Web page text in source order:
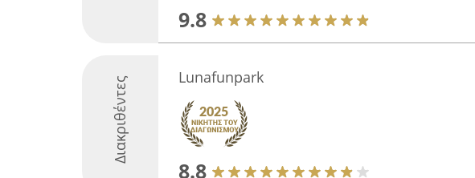
9.8
Διακριθέντες Lunafunpark
8.8